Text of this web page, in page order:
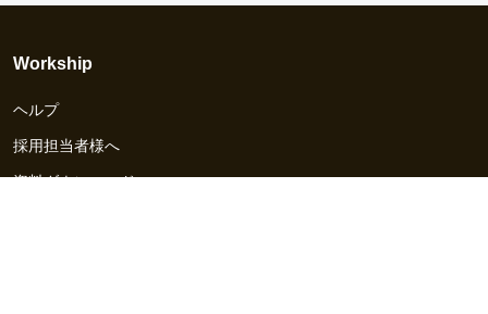
Workship
ヘルプ
採用担当者様へ
資料ダウンロード